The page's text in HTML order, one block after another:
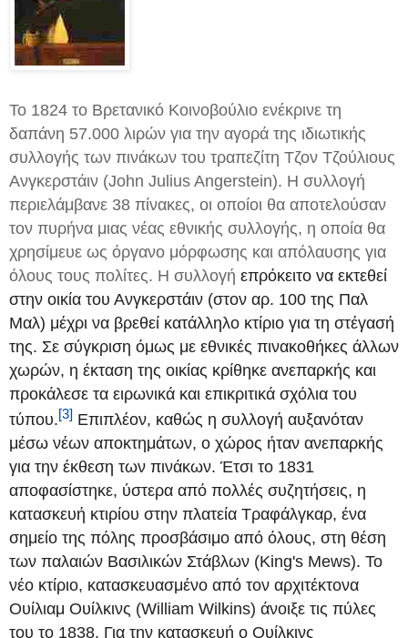
Το 1824 το Βρετανικό Κοινοβούλιο ενέκρινε τη
δαπάνη 57.000 λιρών για την αγορά της ιδιωτικής
συλλογής των πινάκων του τραπεζίτη Τζον Τζούλιους
Ανγκερστάιν (John Julius Angerstein). Η συλλογή
περιελάμβανε 38 πίνακες, οι οποίοι θα αποτελούσαν
τον πυρήνα μιας νέας εθνικής συλλογής, η οποία θα
χρησίμευε ως όργανο μόρφωσης και απόλαυσης για
όλους τους πολίτες. Η συλλογή επρόκειτο να εκτεθεί
στην οικία του Ανγκερστάιν (στον αρ. 100 της Παλ
Μαλ) μέχρι να βρεθεί κατάλληλο κτίριο για τη στέγασή
της. Σε σύγκριση όμως με εθνικές πινακοθήκες άλλων
χωρών, η έκταση της οικίας κρίθηκε ανεπαρκής και
προκάλεσε τα ειρωνικά και επικριτικά σχόλια του
τύπου.[3] Επιπλέον, καθώς η συλλογή αυξανόταν
μέσω νέων αποκτημάτων, ο χώρος ήταν ανεπαρκής
για την έκθεση των πινάκων. Έτσι το 1831
αποφασίστηκε, ύστερα από πολλές συζητήσεις, η
κατασκευή κτιρίου στην πλατεία Τραφάλγκαρ, ένα
σημείο της πόλης προσβάσιμο από όλους, στη θέση
των παλαιών Βασιλικών Στάβλων (King's Mews). Το
νέο κτίριο, κατασκευασμένο από τον αρχιτέκτονα
Ουίλιαμ Ουίλκινς (William Wilkins) άνοιξε τις πύλες
του το 1838. Για την κατασκευή ο Ουίλκινς